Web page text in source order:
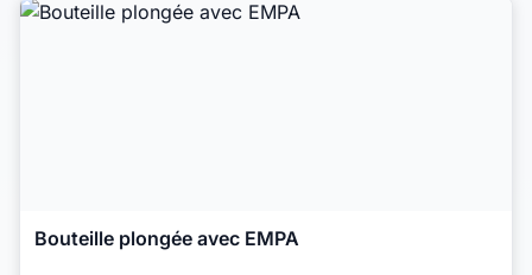
Bouteille plongée avec EMPA